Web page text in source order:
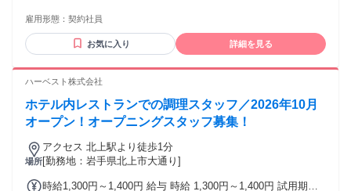
雇用形態： 契約社員
お気に入り 詳細を見る
ハーベスト株式会社
ホテル内レストランでの調理スタッフ／2026年10月
オープン！オープニングスタッフ募集！
場所
アクセス 北上駅より徒歩1分
[勤務地：岩手県北上市大通り]
時給1,300円～1,400円 給与 時給 1,300円～1,400円 試用期間